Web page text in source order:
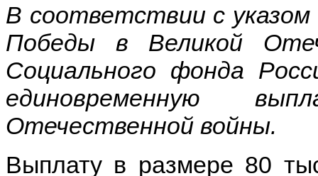
В соответствии с
Победы в Великой
Социального фонда
единовременную
Отечественной войны.
Выплату в размере 80